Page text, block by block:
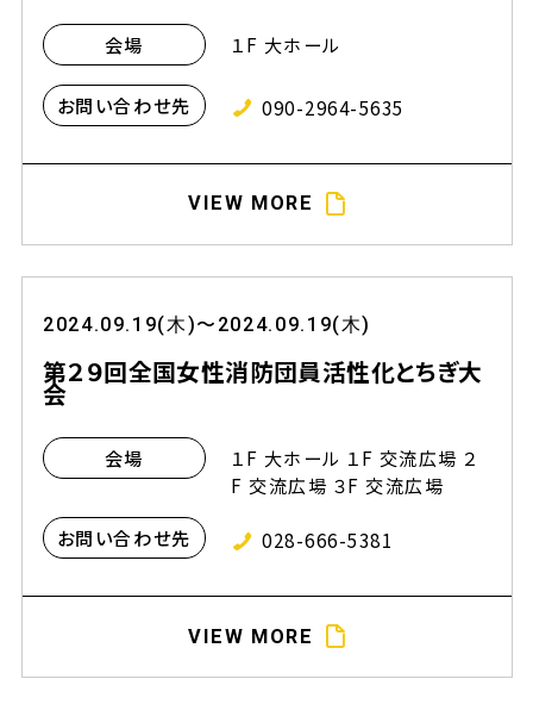
会場 １F 大ホール
お問い合わせ先 090-2964-5635
VIEW MORE
2024.09.19(木)〜2024.09.19(木)
第２９回全国女性消防団員活性化とちぎ大
会
会場
１F 大ホール １F 交流広場 ２
F 交流広場 ３F 交流広場
お問い合わせ先 028-666-5381
VIEW MORE